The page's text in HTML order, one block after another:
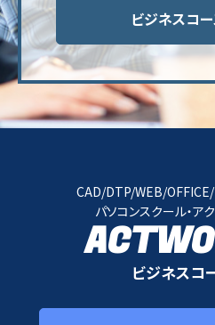
ビジネスコ
CAD/DTP/WEB/
パソコンスクール・ア
ビジネスコ